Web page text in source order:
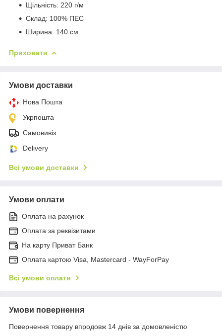
Щільність: 220 г/м
Склад: 100% ПЕС
Ширина: 140 см
Приховати
Умови доставки
Нова Пошта
Укрпошта
Самовивіз
Delivery
Всі умови доставки
Умови оплати
Оплата на рахунок
Оплата за реквізитами
На карту Приват Банк
Оплата картою Visa, Mastercard - WayForPay
Всі умови оплати
Умови повернення
Повернення товару впродовж 14 днів за домовленістю